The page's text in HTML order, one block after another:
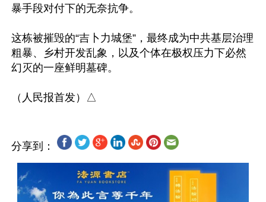
暴手段对付下的无奈抗争。
这栋被摧毁的“吉卜力城堡”，最终成为中共基层治理
粗暴、乡村开发乱象，以及个体在极权压力下必然
幻灭的一座鲜明墓碑。
分享到：